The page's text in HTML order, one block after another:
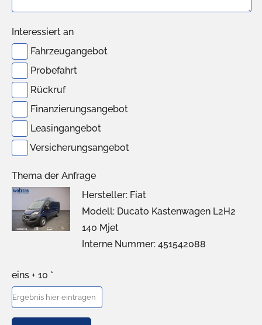
Interessiert an
Fahrzeugangebot
Probefahrt
Rückruf
Finanzierungsangebot
Leasingangebot
Versicherungsangebot
Thema der Anfrage
Hersteller: Fiat
Modell: Ducato Kastenwagen L2H2
140 Mjet
Interne Nummer: 451542088
eins + 10 *